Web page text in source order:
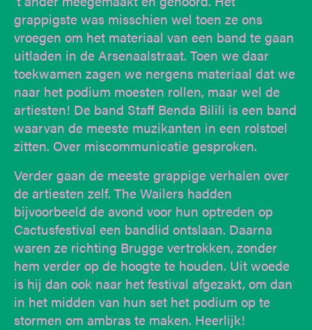
grappigste was misschien wel toen ze ons
vroegen om het materiaal van een band te gaan
uitladen in de Arsenaalstraat. Toen we daar
toekwamen zagen we nergens materiaal dat we
naar het podium moesten rollen, maar wel de
artiesten! De band Staff Benda Bilili is een band
waarvan de meeste muzikanten in een rolstoel
zitten. Over miscommunicatie gesproken.
Verder gaan de meeste grappige verhalen over
de artiesten zelf. The Wailers hadden
bijvoorbeeld de avond voor hun optreden op
Cactusfestival een bandlid ontslaan. Daarna
waren ze richting Brugge vertrokken, zonder
hem verder op de hoogte te houden. Uit woede
is hij dan ook naar het festival afgezakt, om dan
in het midden van hun set het podium op te
stormen om ambras te maken. Heerlijk!